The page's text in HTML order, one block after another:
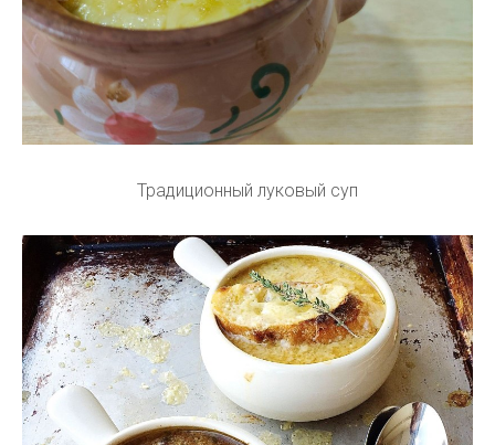
Традиционный луковый суп